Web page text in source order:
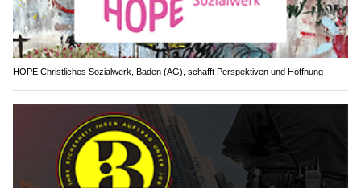
HOPE Christliches Sozialwerk, Baden (AG), schafft Perspektiven und Hoffnung